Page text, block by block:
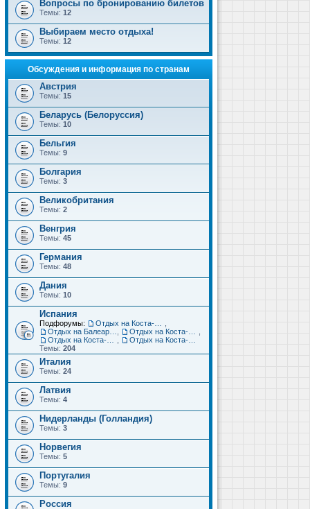
Вопросы по бронированию билетов
Темы: 12
Выбираем место отдыха!
Темы: 12
Обсуждения и информация по странам
Австрия
Темы: 15
Беларусь (Белоруссия)
Темы: 10
Бельгия
Темы: 9
Болгария
Темы: 3
Великобритания
Темы: 2
Венгрия
Темы: 45
Германия
Темы: 48
Дания
Темы: 10
Испания
Подфорумы:
Темы: 204
Италия
Темы: 24
Латвия
Темы: 4
Нидерланды (Голландия)
Темы: 3
Норвегия
Темы: 5
Португалия
Темы: 9
Россия